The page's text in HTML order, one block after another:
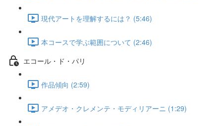
現代アートを理解するには？ (5:46)
本コースで学ぶ範囲について (2:46)
エコール・ド・パリ
作品傾向 (2:59)
アメデオ・クレメンテ・モディリアーニ (1:29)